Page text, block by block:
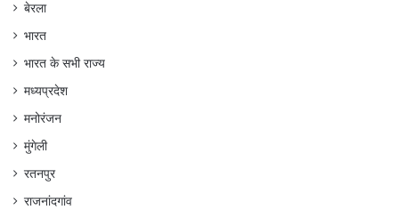
बेरला
भारत
भारत के सभी राज्य
मध्यप्रदेश
मनोरंजन
मुंगेली
रतनपुर
राजनांदगांव